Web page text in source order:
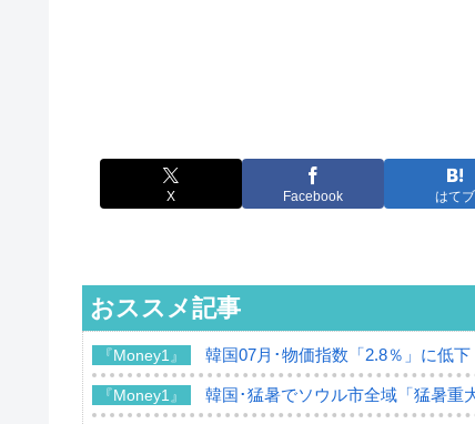
X Facebook はてブ
おススメ記事
『Money1』 韓国07月･物価指数「2.8％」に低
『Money1』 韓国･猛暑でソウル市全域「猛暑重